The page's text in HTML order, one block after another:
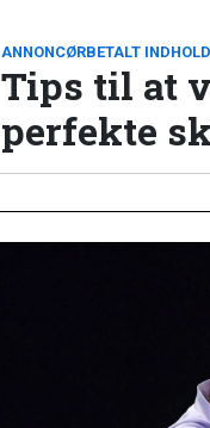
ANNONCØRBETALT INDHOLD
Tips til at
perfekte